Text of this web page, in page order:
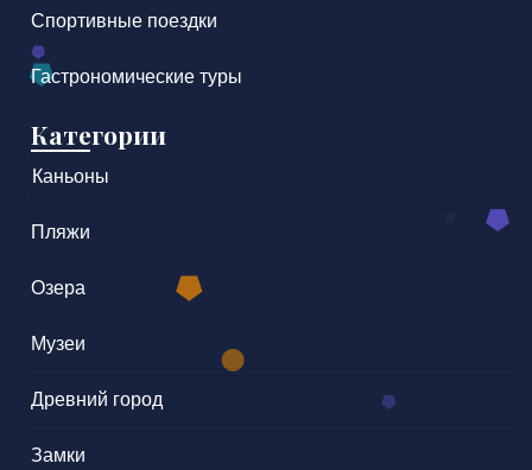
Спортивные поездки
Гастрономические туры
Категории
Каньоны
Пляжи
Озера
Музеи
Древний город
Замки